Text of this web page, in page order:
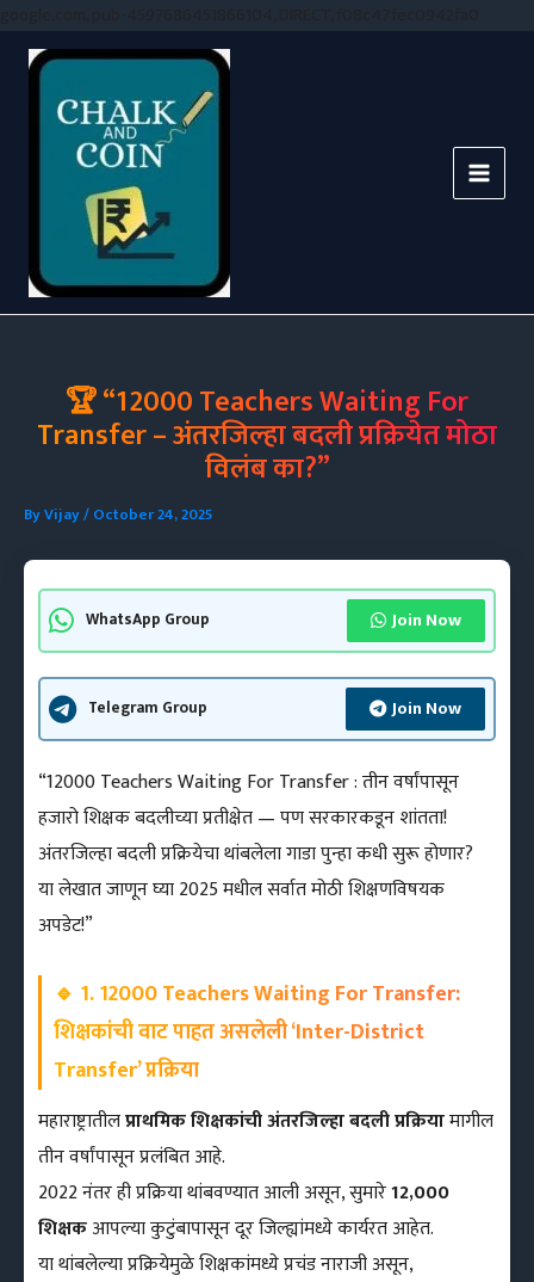
🏆 “12000 Teachers Waiting For
Transfer – अंतरजिल्हा बदली प्रक्रियेत मोठा
विलंब का?”
ByVijay/October 24, 2025
WhatsApp Group Join Now
Telegram Group Join Now
“12000 Teachers Waiting For Transfer : तीन वर्षांपासून
हजारो शिक्षक बदलीच्या प्रतीक्षेत — पण सरकारकडून शांतता!
अंतरजिल्हा बदली प्रक्रियेचा थांबलेला गाडा पुन्हा कधी सुरू होणार?
या लेखात जाणून घ्या 2025 मधील सर्वात मोठी शिक्षणविषयक
अपडेट!”
🔹 1. 12000 Teachers Waiting For Transfer:
शिक्षकांची वाट पाहत असलेली ‘Inter-District
Transfer’ प्रक्रिया
महाराष्ट्रातीलप्राथमिक शिक्षकांची अंतरजिल्हा बदली प्रक्रियामागील
तीन वर्षांपासून प्रलंबित आहे.
2022 नंतर ही प्रक्रिया थांबवण्यात आली असून, सुमारे12,000
शिक्षकआपल्या कुटुंबापासून दूर जिल्ह्यांमध्ये कार्यरत आहेत.
या थांबलेल्या प्रक्रियेमुळे शिक्षकांमध्ये प्रचंड नाराजी असून,